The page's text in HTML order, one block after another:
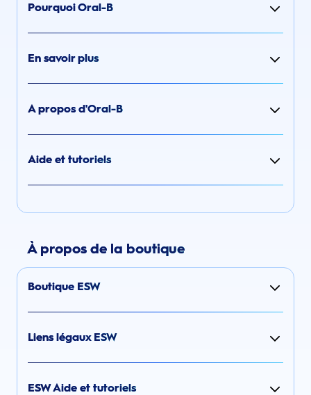
Pourquoi Oral-B
En savoir plus
A propos d'Oral-B
Aide et tutoriels
À propos de la boutique
Boutique ESW
Liens légaux ESW
ESW Aide et tutoriels